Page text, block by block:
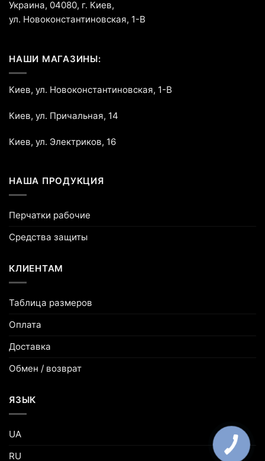
Украина, 04080, г. Киев,
ул. Новоконстантиновская, 1-В
НАШИ МАГАЗИНЫ:
Киев, ул. Новоконстантиновская, 1-В
Киев, ул. Причальная, 14
Киев, ул. Электриков, 16
НАША ПРОДУКЦИЯ
Перчатки рабочие
Средства защиты
КЛИЕНТАМ
Таблица размеров
Оплата
Доставка
Обмен / возврат
ЯЗЫК
UA
RU